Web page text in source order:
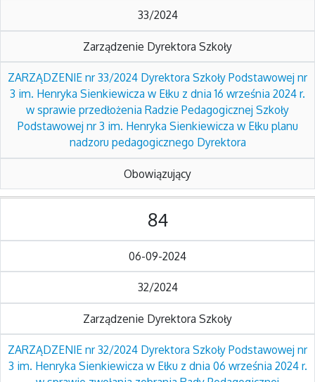
33/2024
Zarządzenie Dyrektora Szkoły
ZARZĄDZENIE nr 33/2024 Dyrektora Szkoły Podstawowej nr
3 im. Henryka Sienkiewicza w Ełku z dnia 16 września 2024 r.
w sprawie przedłożenia Radzie Pedagogicznej Szkoły
Podstawowej nr 3 im. Henryka Sienkiewicza w Ełku planu
nadzoru pedagogicznego Dyrektora
Obowiązujący
84
06-09-2024
32/2024
Zarządzenie Dyrektora Szkoły
ZARZĄDZENIE nr 32/2024 Dyrektora Szkoły Podstawowej nr
3 im. Henryka Sienkiewicza w Ełku z dnia 06 września 2024 r.